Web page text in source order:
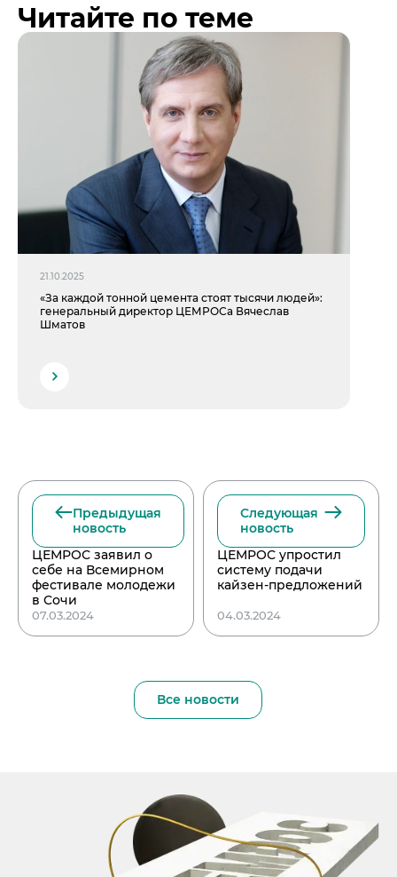
Читайте по теме
21.10.2025
«За каждой тонной цемента стоят тысячи людей»:
генеральный директор ЦЕМРОСа Вячеслав
Шматов
Предыдущая
новость
ЦЕМРОС заявил о
себе на Всемирном
фестивале молодежи
в Сочи
07.03.2024
Следующая
новость
ЦЕМРОС упростил
систему подачи
кайзен-предложений
04.03.2024
Все новости